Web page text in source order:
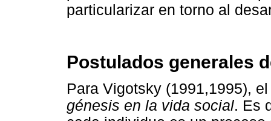
particularizar en torno al
Postulados generales
Para Vigotsky (1991,1995),
génesis en la vida social. Es